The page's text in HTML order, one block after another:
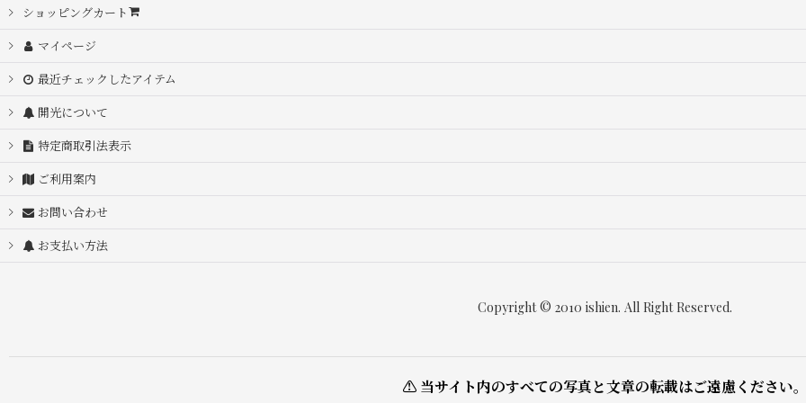
ショッピングカート
マイページ
最近チェックしたアイテム
開光について
特定商取引法表示
ご利用案内
お問い合わせ
お支払い方法
Copyright © 2010 ishien. All Right Reserved.
⚠ 当サイト内のすべての写真と文章の転載はご遠慮ください